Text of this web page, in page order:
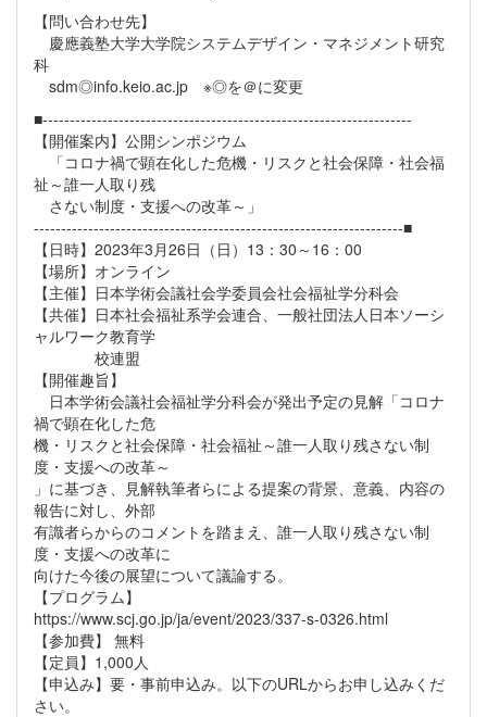
【問い合わせ先】
慶應義塾大学大学院システムデザイン・マネジメント研究
科
sdm◎info.keio.ac.jp ※◎を＠に変更
■--------------------------------------------------------------------
【開催案内】公開シンポジウム
「コロナ禍で顕在化した危機・リスクと社会保障・社会福
祉～誰一人取り残
さない制度・支援への改革～」
--------------------------------------------------------------------■
【日時】2023年3月26日（日）13：30～16：00
【場所】オンライン
【主催】日本学術会議社会学委員会社会福祉学分科会
【共催】日本社会福祉系学会連合、一般社団法人日本ソーシ
ャルワーク教育学
校連盟
【開催趣旨】
日本学術会議社会福祉学分科会が発出予定の見解「コロナ
禍で顕在化した危
機・リスクと社会保障・社会福祉～誰一人取り残さない制
度・支援への改革～
」に基づき、見解執筆者らによる提案の背景、意義、内容の
報告に対し、外部
有識者らからのコメントを踏まえ、誰一人取り残さない制
度・支援への改革に
向けた今後の展望について議論する。
【プログラム】
https://www.scj.go.jp/ja/event/2023/337-s-0326.html
【参加費】 無料
【定員】1,000人
【申込み】要・事前申込み。以下のURLからお申し込みくだ
さい。